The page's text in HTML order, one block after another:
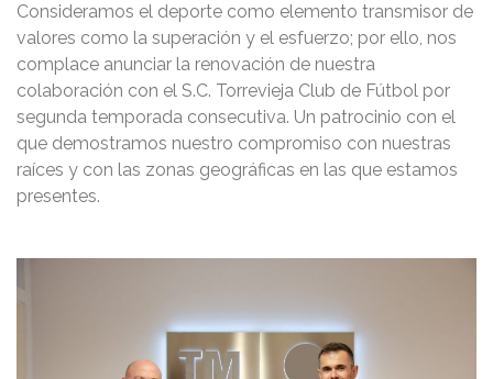
Consideramos el deporte como elemento transmisor de
valores como la superación y el esfuerzo; por ello, nos
complace anunciar la renovación de nuestra
colaboración con el S.C. Torrevieja Club de Fútbol por
segunda temporada consecutiva. Un patrocinio con el
que demostramos nuestro compromiso con nuestras
raíces y con las zonas geográficas en las que estamos
presentes.